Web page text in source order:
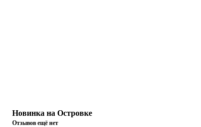
Новинка на Островке
Отзывов ещё нет